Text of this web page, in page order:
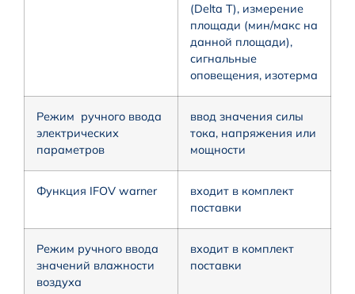
(Delta T), измерение
площади (мин/макс на
данной площади),
сигнальные
оповещения, изотерма
Режим ручного ввода
электрических
параметров
ввод значения силы
тока, напряжения или
мощности
Функция IFOV warner
входит в комплект
поставки
Режим ручного ввода
значений влажности
воздуха
входит в комплект
поставки